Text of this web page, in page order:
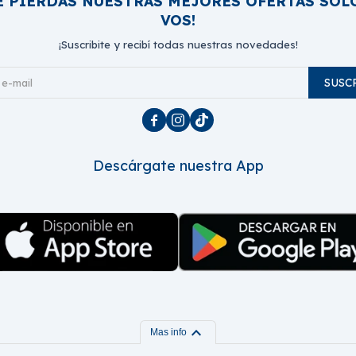
VOS!
¡Suscribite y recibí todas nuestras novedades!
  
Descárgate nuestra App
Mas info expand_more